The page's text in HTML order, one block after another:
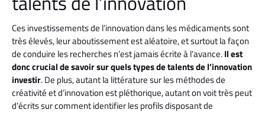
Ces investissements de l’innovation dans les médicaments sont
très élevés, leur aboutissement est aléatoire, et surtout la façon
de conduire les recherches n’est jamais écrite à l’avance.Il est
donc crucial de savoir sur quels types de talents de l’innovation
investir. De plus, autant la littérature sur les méthodes de
créativité et d’innovation est pléthorique, autant on voit très peut
d’écrits sur comment identifier les profils disposant de